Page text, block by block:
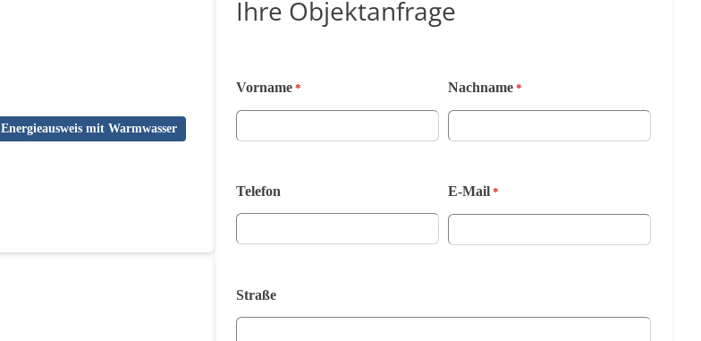
Energieausweis mit Warmwasser
Ihre Objektanfrage
Vorname * Nachname *
Telefon E-Mail *
Straße